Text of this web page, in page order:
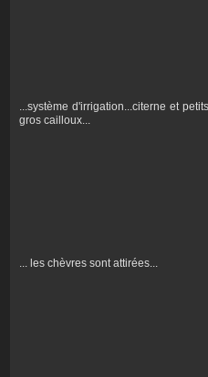
...système d'irrigation...citerne et
gros cailloux...
... les chèvres sont attirées...